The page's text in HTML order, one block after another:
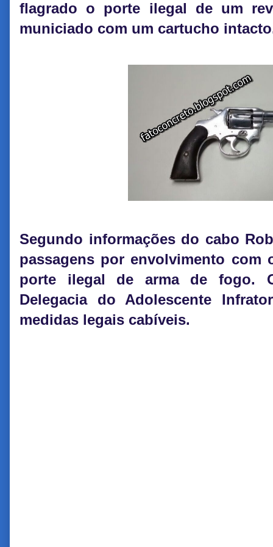
flagrado o porte ilegal de um
municiado com um cartucho
Segundo informações do cabo
passagens por envolvimento
porte ilegal de arma de fogo.
Delegacia do Adolescente
medidas legais cabíveis.